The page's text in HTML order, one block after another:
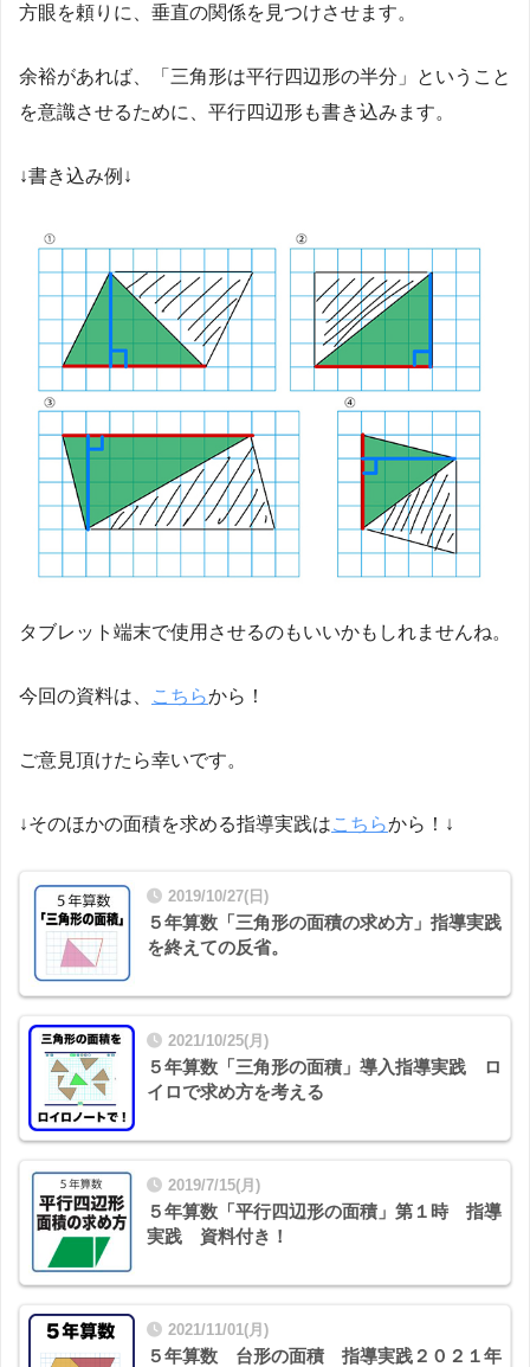
方眼を頼りに、垂直の関係を見つけさせます。
余裕があれば、「三角形は平行四辺形の半分」ということ
を意識させるために、平行四辺形も書き込みます。
↓書き込み例↓
タブレット端末で使用させるのもいいかもしれませんね。
今回の資料は、 こちらから！
ご意見頂けたら幸いです。
↓そのほかの面積を求める指導実践はこちらから！↓
2019/10/27(日)
５年算数「三角形の面積の求め方」指導実践
を終えての反省。
2021/10/25(月)
５年算数「三角形の面積」導入指導実践 ロ
イロで求め方を考える
2019/7/15(月)
５年算数「平行四辺形の面積」第１時 指導
実践 資料付き！
2021/11/01(月)
５年算数 台形の面積 指導実践２０２１年